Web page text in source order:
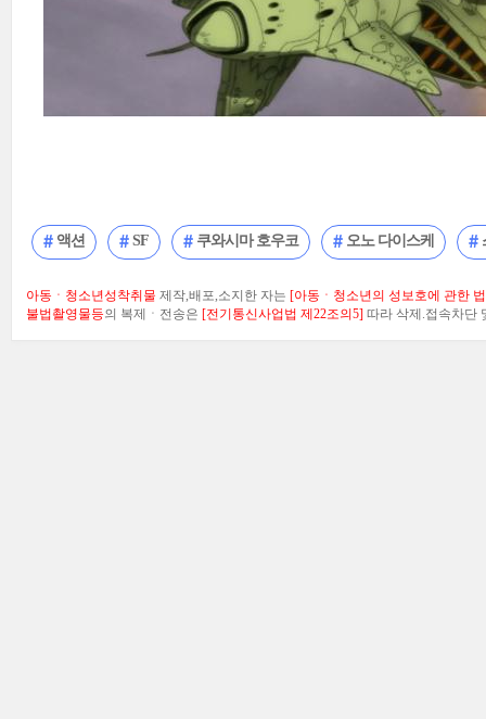
액션 SF 쿠와시마 호우코 오노 다이스케
아동ㆍ청소년성착취물 제작,배포,소지한 자는 [아동ㆍ청소년의 성보호에 관한
불법촬영물등의 복제ㆍ전송은 [전기통신사업법 제22조의5] 따라 삭제.접속차단